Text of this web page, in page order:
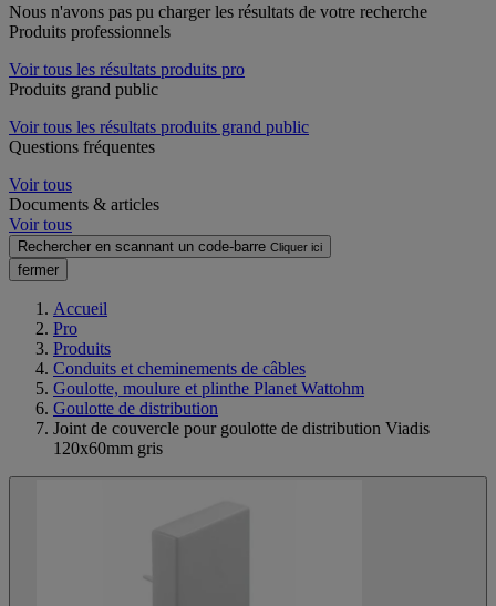
Nous n'avons pas pu charger les résultats de votre recherche
Produits professionnels
Voir tous les résultats produits pro
Produits grand public
Voir tous les résultats produits grand public
Questions fréquentes
Voir tous
Documents & articles
Voir tous
Rechercher en scannant un code-barre Cliquer ici
fermer
Accueil
Pro
Produits
Conduits et cheminements de câbles
Goulotte, moulure et plinthe Planet Wattohm
Goulotte de distribution
Joint de couvercle pour goulotte de distribution Viadis
120x60mm gris